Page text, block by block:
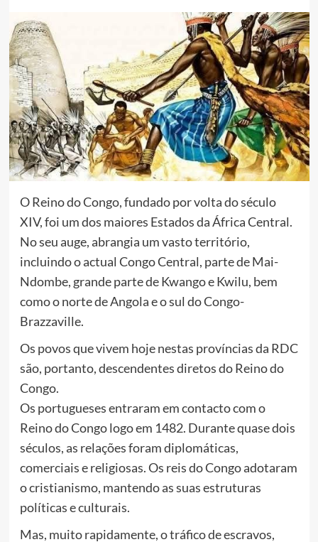
O Reino do Congo, fundado por volta do século
XIV, foi um dos maiores Estados da África Central.
No seu auge, abrangia um vasto território,
incluindo o actual Congo Central, parte de Mai-
Ndombe, grande parte de Kwango e Kwilu, bem
como o norte de Angola e o sul do Congo-
Brazzaville.
Os povos que vivem hoje nestas províncias da RDC
são, portanto, descendentes diretos do Reino do
Congo.
Os portugueses entraram em contacto com o
Reino do Congo logo em 1482. Durante quase dois
séculos, as relações foram diplomáticas,
comerciais e religiosas. Os reis do Congo adotaram
o cristianismo, mantendo as suas estruturas
políticas e culturais.
Mas, muito rapidamente, o tráfico de escravos,